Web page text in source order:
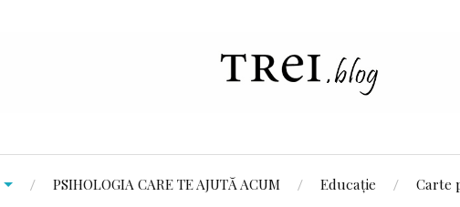
PSIHOLOGIA CARE TE AJUTĂ ACUM Educație Carte